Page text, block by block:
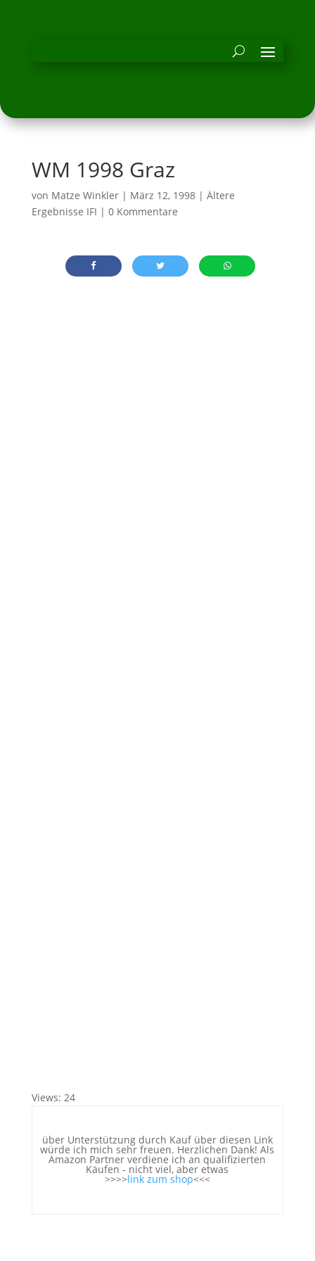
WM 1998 Graz
von Matze Winkler| März 12, 1998| Ältere
Ergebnisse IFI | 0 Kommentare
Views: 24
über Unterstützung durch Kauf über diesen Link
würde ich mich sehr freuen. Herzlichen Dank! Als
Amazon Partner verdiene ich an qualifizierten
Käufen - nicht viel, aber etwas
>>>>link zum shop<<<